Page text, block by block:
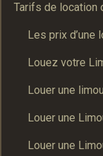
Tarifs de location
Les prix d’une
Louez votre
Louer une
Louer une
Louer une